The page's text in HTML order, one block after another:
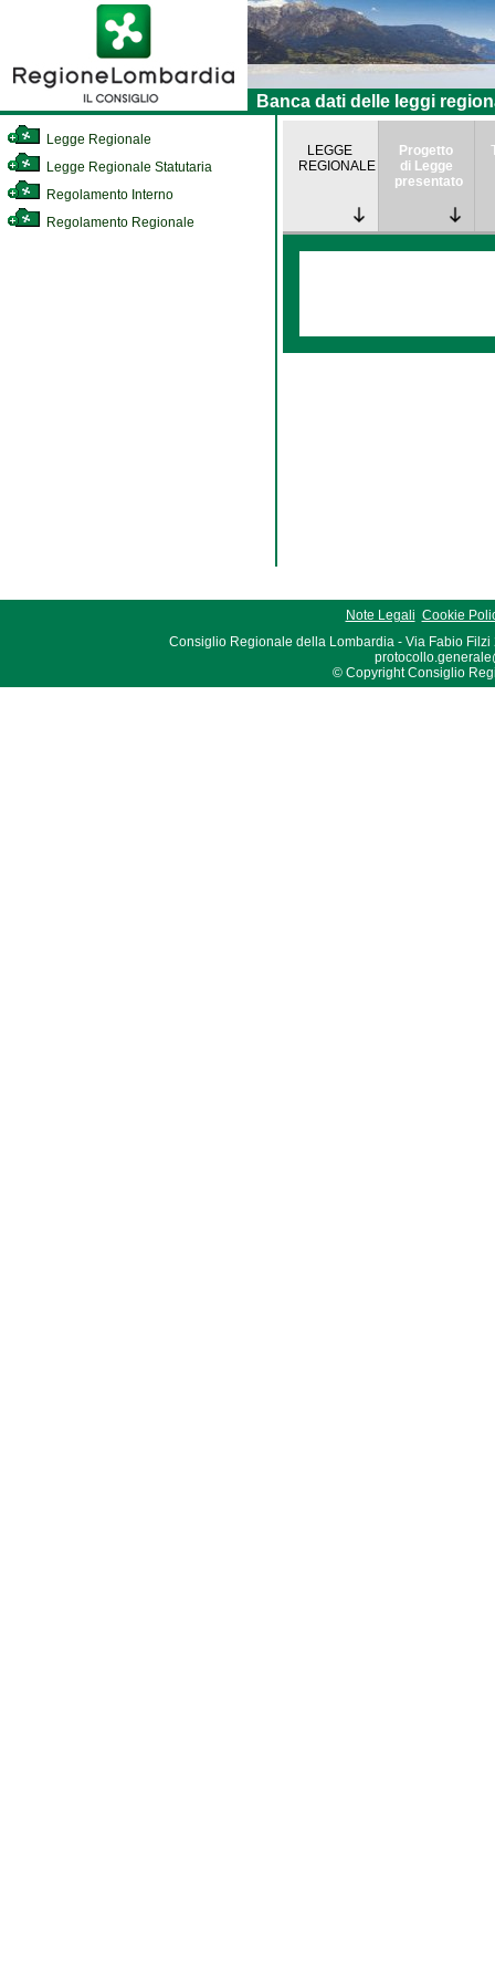
Banca dati delle leggi
Legge Regionale
Legge Regionale Statutaria
Regolamento Interno
Regolamento Regionale
LEGGE
REGIONALE
Progetto
di Legge
presentato
Note Legali Cookie
Consiglio Regionale della Lombardia - Via Fabio Filzi
© Copyright Consiglio